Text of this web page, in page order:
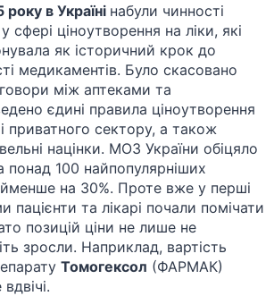
в Україні набули чинності
сфері ціноутворення на ліки, які
як історичний крок до
медикаментів. Було скасовано
між аптеками та
єдині правила ціноутворення
приватного сектору, а також
націнки. МОЗ України обіцяло
понад 100 найпопулярніших
на 30%. Проте вже у перші
пацієнти та лікарі почали помічати
позицій ціни не лише не
зросли. Наприклад, вартість
Томогексол (ФАРМАК)